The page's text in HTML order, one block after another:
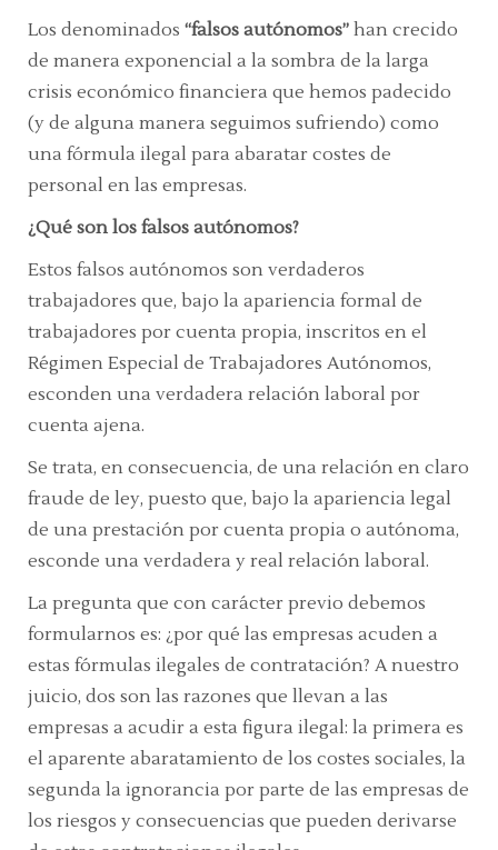
Los denominados “falsos autónomos” han crecido
de manera exponencial a la sombra de la larga
crisis económico financiera que hemos padecido
(y de alguna manera seguimos sufriendo) como
una fórmula ilegal para abaratar costes de
personal en las empresas.
¿Qué son los falsos autónomos?
Estos falsos autónomos son verdaderos
trabajadores que, bajo la apariencia formal de
trabajadores por cuenta propia, inscritos en el
Régimen Especial de Trabajadores Autónomos,
esconden una verdadera relación laboral por
cuenta ajena.
Se trata, en consecuencia, de una relación en claro
fraude de ley, puesto que, bajo la apariencia legal
de una prestación por cuenta propia o autónoma,
esconde una verdadera y real relación laboral.
La pregunta que con carácter previo debemos
formularnos es: ¿por qué las empresas acuden a
estas fórmulas ilegales de contratación? A nuestro
juicio, dos son las razones que llevan a las
empresas a acudir a esta figura ilegal: la primera es
el aparente abaratamiento de los costes sociales, la
segunda la ignorancia por parte de las empresas de
los riesgos y consecuencias que pueden derivarse